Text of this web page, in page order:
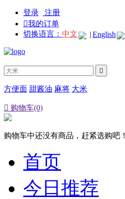
登录
注册
我的订单
切换语言： 中文 | English

方便面 甜酱油 麻将 大米
 购物车(0)
购物车中还没有商品，赶紧选购吧！
首页
今日推荐